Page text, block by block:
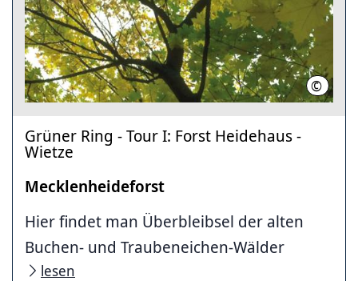
©
Grüner Ring - Tour I: Forst Heidehaus -
Wietze
Mecklenheideforst
Hier findet man Überbleibsel der alten
Buchen- und Traubeneichen-Wälder
lesen